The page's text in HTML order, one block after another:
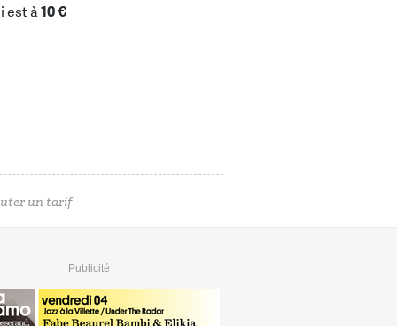
est à10 €
un tarif
Publicité